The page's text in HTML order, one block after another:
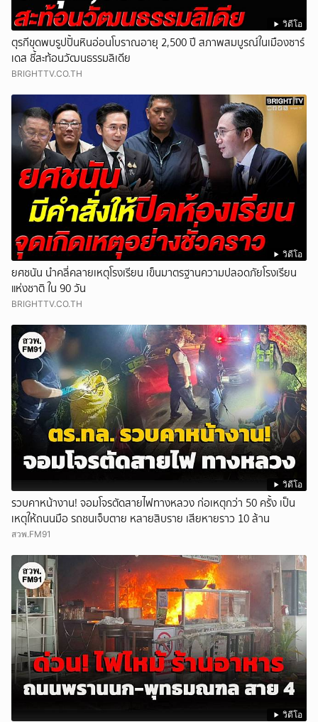
วิดีโอ
ตุรกีขุดพบรูปปั้นหินอ่อนโบราณอายุ 2,500 ปี สภาพสมบูรณ์ในเมืองซาร์
เดส ชี้สะท้อนวัฒนธรรมลิเดีย
BRIGHTTV.CO.TH
วิดีโอ
ยศชนัน นำคลี่คลายเหตุโรงเรียน เข็นมาตรฐานความปลอดภัยโรงเรียน
แห่งชาติ ใน 90 วัน
BRIGHTTV.CO.TH
วิดีโอ
รวบคาหน้างาน! จอมโจรตัดสายไฟทางหลวง ก่อเหตุกว่า 50 ครั้ง เป็น
เหตุให้ถนนมือ รถชนเจ็บตาย หลายสิบราย เสียหายราว 10 ล้าน
สวพ.FM91
วิดีโอ